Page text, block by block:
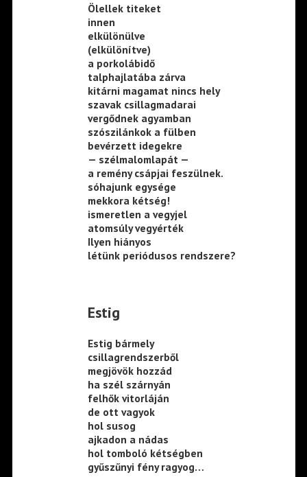
Ölellek titeket
innen
elkülönülve
(elkülönítve)
a porkolábidő
talphajlatába zárva
kitárni magamat nincs hely
szavak csillagmadarai
vergődnek agyamban
szószilánkok a fülben
bevérzett idegekre
— szélmalomlapát —
a remény csápjai feszülnek.
sóhajunk egysége
mekkora kétség!
ismeretlen a vegyjel
atomsúly vegyérték
Ilyen hiányos
létünk periódusos rendszere?
Estig
Estig bármely
csillagrendszerből
megjövök hozzád
ha szél szárnyán
felhők vitorláján
de ott vagyok
hol susog
ajkadon a nádas
hol tomboló kétségben
gyűszűnyi fény ragyog…